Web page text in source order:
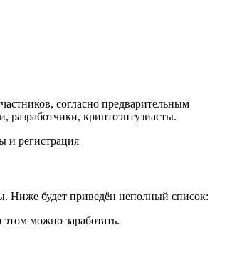
согласно предварительным
криптоэнтузиасты.
Ниже будет приведён неполный список:
можно заработать.